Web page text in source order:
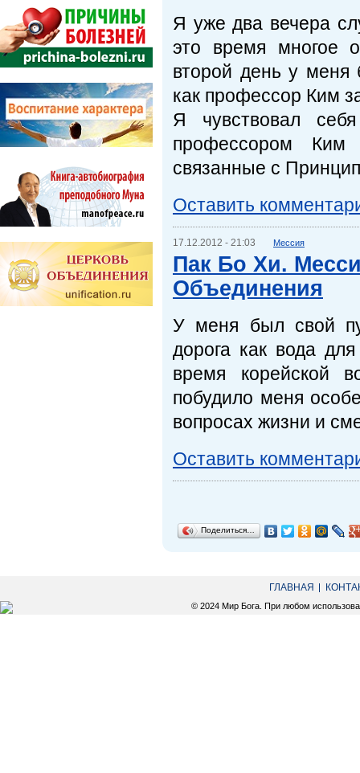
Я уже два вечера
это время многое
второй день у меня
как профессор Ким
Я чувствовал
профессором Ким
связанные с
Оставить
17.12.2012 - 21:03 Мессия
Пак Бо Хи.
Объединения
У меня был свой
дорога как вода
время корейской
побудило меня
вопросах жизни и
Оставить
Поделиться…
ГЛАВНАЯ
© 2024 Мир Бога. При любом